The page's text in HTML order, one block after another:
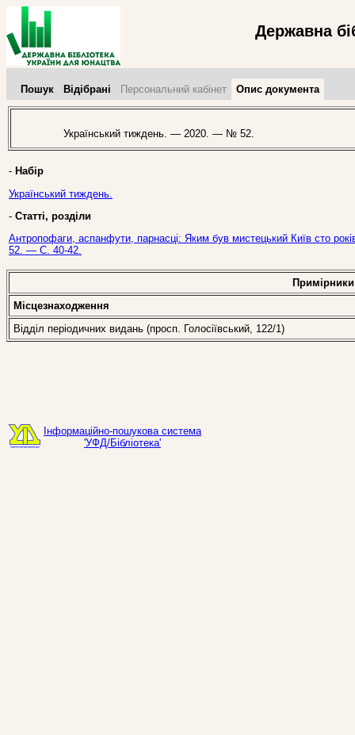
Державна
Пошук Відібрані Персональний кабінет Опис документа
Український тиждень. — 2020. — № 52.
- Набір
Український тиждень.
- Статті, розділи
Антропофаги, аспанфути, парнасці: Яким був мистецький Київ сто
52. — С. 40-42.
Примірники
Місцезнаходження
Відділ періодичних видань (просп. Голосіївський, 122/1)
Інформаційно-пошукова система
'УФД/Бібліотека'